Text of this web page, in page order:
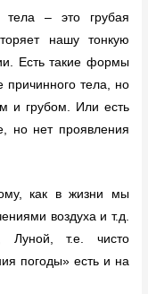
тела – это грубая
нашу тонкую
Есть такие формы
причинного тела, но
и грубом. Или есть
но нет проявления
как в жизни мы
воздуха и т.д.
Луной, т.е. чисто
погоды» есть и на